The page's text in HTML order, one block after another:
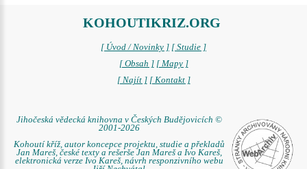
KOHOUTIKRIZ.ORG
[ Úvod / Novinky ] [ Studie ]
[ Obsah ] [ Mapy ]
[ Najít ] [ Kontakt ]
Jihočeská vědecká knihovna v Českých Budějovicích ©
2001-2026
Kohoutí kříž, autor koncepce projektu, studie a překladů
Jan Mareš, české texty a rešerše Jan Mareš a Ivo Kareš,
elektronická verze Ivo Kareš, návrh responzivního webu